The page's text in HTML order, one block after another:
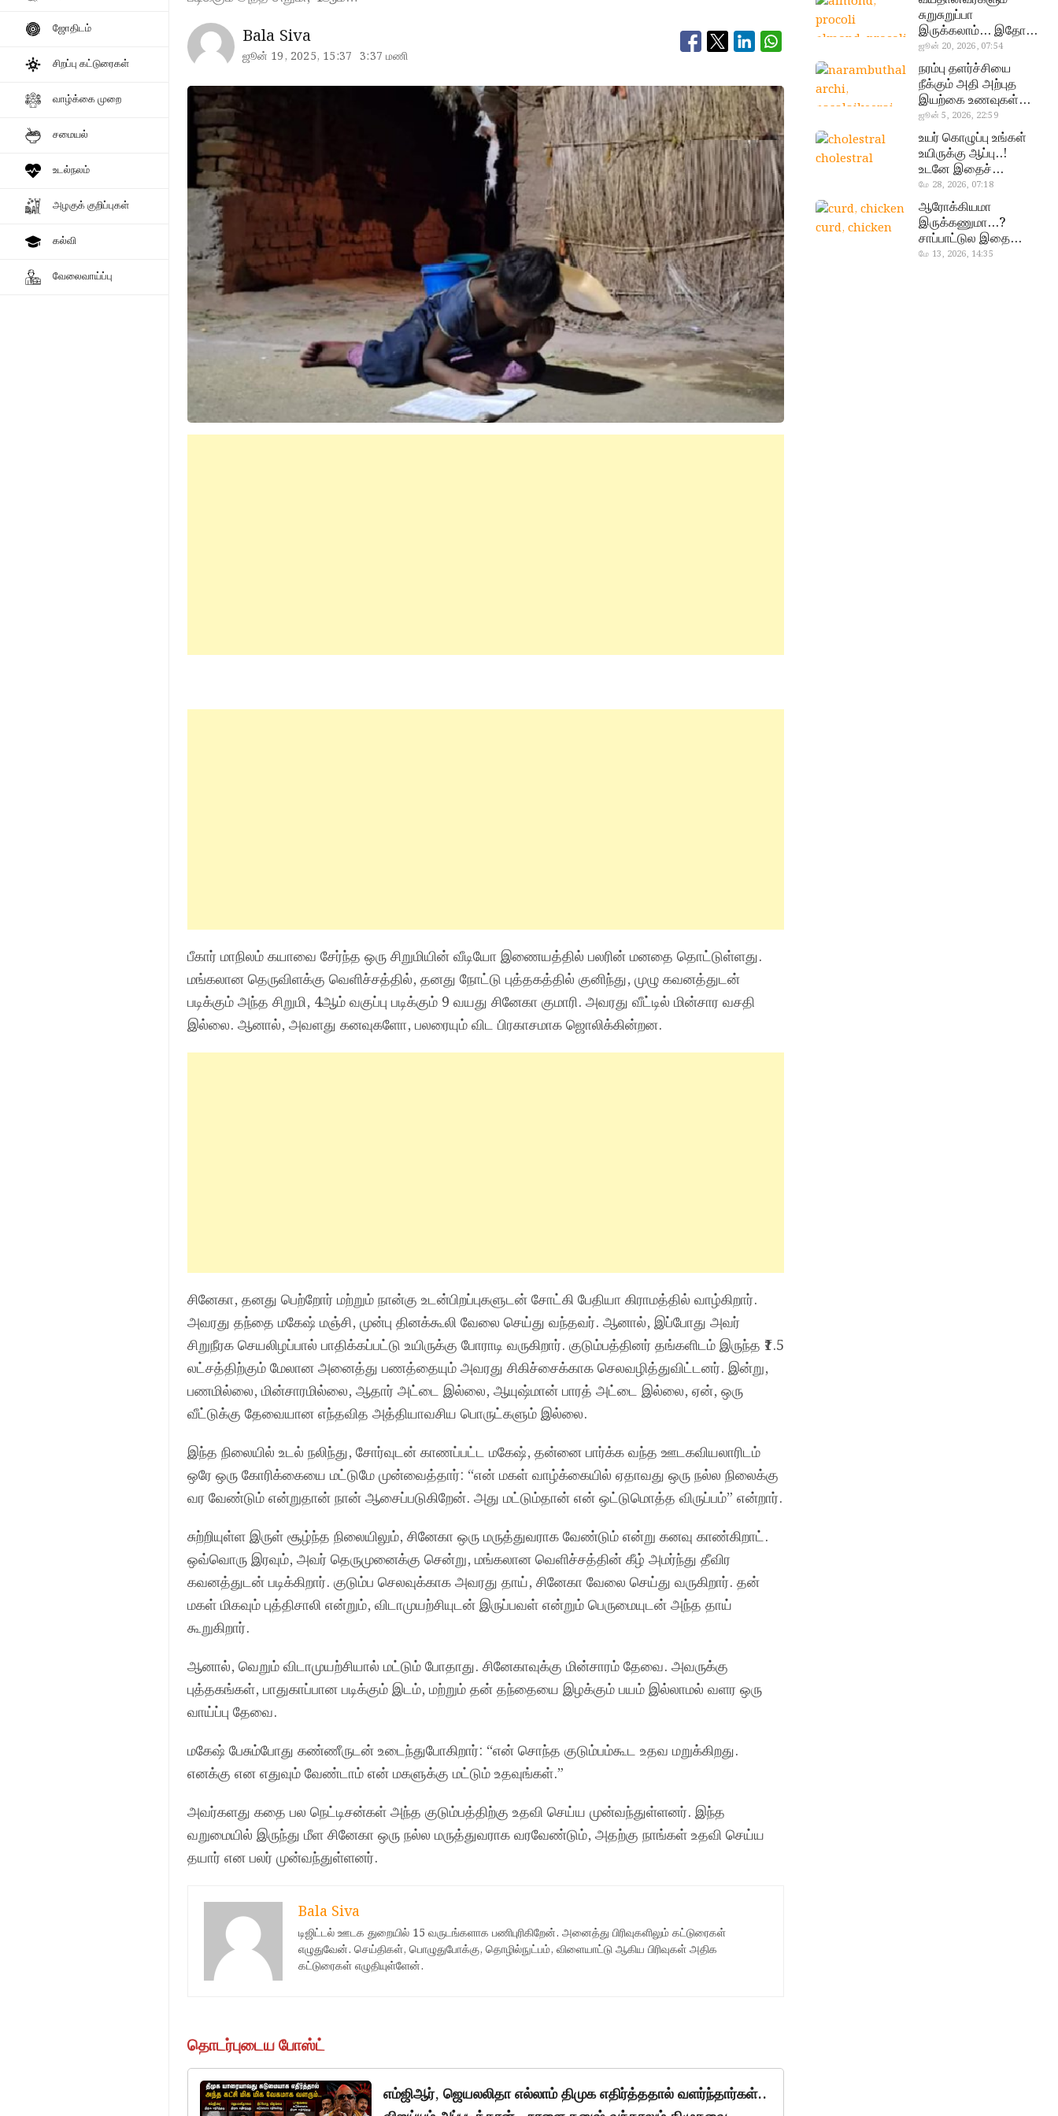
ஜோதிடம்
சிறப்பு கட்டுரைகள்
வாழ்க்கை முறை
சமையல்
உடல்நலம்
அழகுக் குறிப்புகள்
கல்வி
வேலைவாய்ப்பு
Bala Siva
ஜூன் 19, 2025, 15:37 3:37 மணி
பீகார் மாநிலம் கயாவை சேர்ந்த ஒரு சிறுமியின் வீடியோ இணையத்தில் பலரின் மனதை தொட்டுள்ளது.
மங்கலான தெருவிளக்கு வெளிச்சத்தில், தனது நோட்டு புத்தகத்தில் குனிந்து, முழு கவனத்துடன்
படிக்கும் அந்த சிறுமி, 4ஆம் வகுப்பு படிக்கும் 9 வயது சினேகா குமாரி. அவரது வீட்டில் மின்சார வசதி
இல்லை. ஆனால், அவளது கனவுகளோ, பலரையும் விட பிரகாசமாக ஜொலிக்கின்றன.
சினேகா, தனது பெற்றோர் மற்றும் நான்கு உடன்பிறப்புகளுடன் சோட்கி பேதியா கிராமத்தில் வாழ்கிறார்.
அவரது தந்தை மகேஷ் மஞ்சி, முன்பு தினக்கூலி வேலை செய்து வந்தவர். ஆனால், இப்போது அவர்
சிறுநீரக செயலிழப்பால் பாதிக்கப்பட்டு உயிருக்கு போராடி வருகிறார். குடும்பத்தினர் தங்களிடம் இருந்த ₹1.5
லட்சத்திற்கும் மேலான அனைத்து பணத்தையும் அவரது சிகிச்சைக்காக செலவழித்துவிட்டனர். இன்று,
பணமில்லை, மின்சாரமில்லை, ஆதார் அட்டை இல்லை, ஆயுஷ்மான் பாரத் அட்டை இல்லை, ஏன், ஒரு
வீட்டுக்கு தேவையான எந்தவித அத்தியாவசிய பொருட்களும் இல்லை.
இந்த நிலையில் உடல் நலிந்து, சோர்வுடன் காணப்பட்ட மகேஷ், தன்னை பார்க்க வந்த ஊடகவியலாரிடம்
ஒரே ஒரு கோரிக்கையை மட்டுமே முன்வைத்தார்: “என் மகள் வாழ்க்கையில் ஏதாவது ஒரு நல்ல நிலைக்கு
வர வேண்டும் என்றுதான் நான் ஆசைப்படுகிறேன். அது மட்டும்தான் என் ஒட்டுமொத்த விருப்பம்” என்றார்.
சுற்றியுள்ள இருள் சூழ்ந்த நிலையிலும், சினேகா ஒரு மருத்துவராக வேண்டும் என்று கனவு காண்கிறாட்.
ஒவ்வொரு இரவும், அவர் தெருமுனைக்கு சென்று, மங்கலான வெளிச்சத்தின் கீழ் அமர்ந்து தீவிர
கவனத்துடன் படிக்கிறார். குடும்ப செலவுக்காக அவரது தாய், சினேகா வேலை செய்து வருகிறார். தன்
மகள் மிகவும் புத்திசாலி என்றும், விடாமுயற்சியுடன் இருப்பவள் என்றும் பெருமையுடன் அந்த தாய்
கூறுகிறார்.
ஆனால், வெறும் விடாமுயற்சியால் மட்டும் போதாது. சினேகாவுக்கு மின்சாரம் தேவை. அவருக்கு
புத்தகங்கள், பாதுகாப்பான படிக்கும் இடம், மற்றும் தன் தந்தையை இழக்கும் பயம் இல்லாமல் வளர ஒரு
வாய்ப்பு தேவை.
மகேஷ் பேசும்போது கண்ணீருடன் உடைந்துபோகிறார்: “என் சொந்த குடும்பம்கூட உதவ மறுக்கிறது.
எனக்கு என எதுவும் வேண்டாம் என் மகளுக்கு மட்டும் உதவுங்கள்.”
அவர்களது கதை பல நெட்டிசன்கள் அந்த குடும்பத்திற்கு உதவி செய்ய முன்வந்துள்ளனர். இந்த
வறுமையில் இருந்து மீள சினேகா ஒரு நல்ல மருத்துவராக வரவேண்டும், அதற்கு நாங்கள் உதவி செய்ய
தயார் என பலர் முன்வந்துள்ளனர்.
Bala Siva
டிஜிட்டல் ஊடக துறையில் 15 வருடங்களாக பணிபுரிகிறேன். அனைத்து பிரிவுகளிலும் கட்டுரைகள்
எழுதுவேன். செய்திகள், பொழுதுபோக்கு, தொழில்நுட்பம், விளையாட்டு ஆகிய பிரிவுகள் அதிக
கட்டுரைகள் எழுதியுள்ளேன்.
தொடர்புடைய போஸ்ட்
எம்ஜிஆர், ஜெயலலிதா எல்லாம் திமுக எதிர்த்ததால் வளர்ந்தார்கள்..
almond, procoli
சுறுசுறுப்பா
இருக்கலாம்… இதோ
சூப்பர் உணவுகள்!
ஜூன் 20, 2026, 07:54
narambuthalar
chi,
pasalaikeerai
நரம்பு தளர்ச்சியை
நீக்கும் அதி அற்புத
இயற்கை உணவுகள்…
தவற விட்டுறாதீங்க!
ஜூன் 5, 2026, 22:59
cholestral
உயர் கொழுப்பு உங்கள்
உயிருக்கு ஆப்பு..!
உடனே இதைச்
செய்யுங்க!
மே 28, 2026, 07:18
curd, chicken
ஆரோக்கியமா
இருக்கணுமா…?
சாப்பாட்டுல இதை
எல்லாம்
மே 13, 2026, 14:35